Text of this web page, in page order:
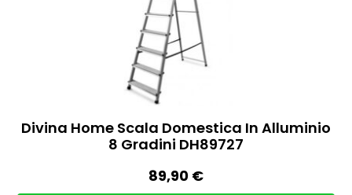
Divina Home Scala Domestica In Alluminio
8 Gradini DH89727
89,90 €